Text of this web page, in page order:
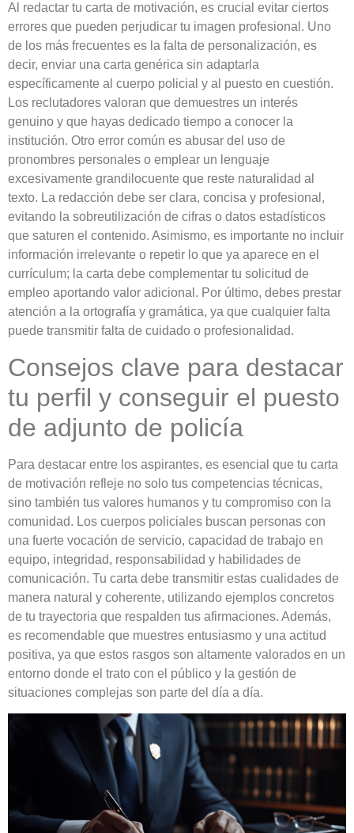
Al redactar tu carta de motivación, es crucial evitar ciertos
errores que pueden perjudicar tu imagen profesional. Uno
de los más frecuentes es la falta de personalización, es
decir, enviar una carta genérica sin adaptarla
específicamente al cuerpo policial y al puesto en cuestión.
Los reclutadores valoran que demuestres un interés
genuino y que hayas dedicado tiempo a conocer la
institución. Otro error común es abusar del uso de
pronombres personales o emplear un lenguaje
excesivamente grandilocuente que reste naturalidad al
texto. La redacción debe ser clara, concisa y profesional,
evitando la sobreutilización de cifras o datos estadísticos
que saturen el contenido. Asimismo, es importante no incluir
información irrelevante o repetir lo que ya aparece en el
currículum; la carta debe complementar tu solicitud de
empleo aportando valor adicional. Por último, debes prestar
atención a la ortografía y gramática, ya que cualquier falta
puede transmitir falta de cuidado o profesionalidad.
Consejos clave para destacar
tu perfil y conseguir el puesto
de adjunto de policía
Para destacar entre los aspirantes, es esencial que tu carta
de motivación refleje no solo tus competencias técnicas,
sino también tus valores humanos y tu compromiso con la
comunidad. Los cuerpos policiales buscan personas con
una fuerte vocación de servicio, capacidad de trabajo en
equipo, integridad, responsabilidad y habilidades de
comunicación. Tu carta debe transmitir estas cualidades de
manera natural y coherente, utilizando ejemplos concretos
de tu trayectoria que respalden tus afirmaciones. Además,
es recomendable que muestres entusiasmo y una actitud
positiva, ya que estos rasgos son altamente valorados en un
entorno donde el trato con el público y la gestión de
situaciones complejas son parte del día a día.